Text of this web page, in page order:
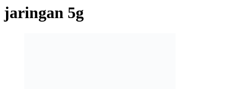
jaringan 5g